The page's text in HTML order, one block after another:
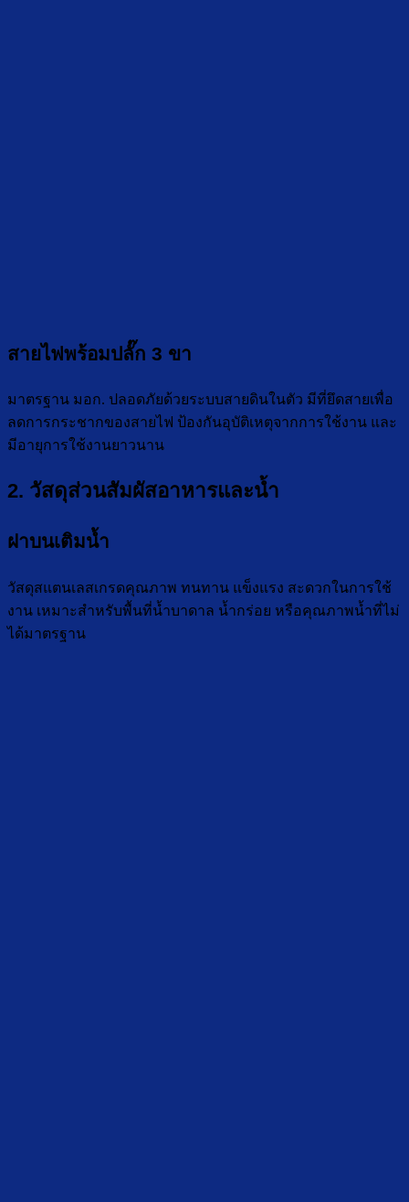
สายไฟพร้อมปลั๊ก 3 ขา
มาตรฐาน มอก. ปลอดภัยด้วยระบบสายดินในตัว มีที่ยึดสายเพื่อ
ลดการกระชากของสายไฟ ป้องกันอุบัติเหตุจากการใช้งาน และ
มีอายุการใช้งานยาวนาน
2. วัสดุส่วนสัมผัสอาหารและน้ำ
ฝาบนเติมน้ำ
วัสดุสแตนเลสเกรดคุณภาพ ทนทาน แข็งแรง สะดวกในการใช้
งาน เหมาะสำหรับพื้นที่น้ำบาดาล น้ำกร่อย หรือคุณภาพน้ำที่ไม่
ได้มาตรฐาน